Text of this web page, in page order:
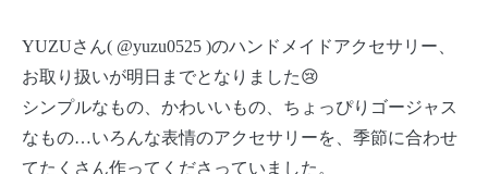
YUZUさん( @yuzu0525 )のハンドメイドアクセサリー、
お取り扱いが明日までとなりました😢
シンプルなもの、かわいいもの、ちょっぴりゴージャス
なもの…いろんな表情のアクセサリーを、季節に合わせ
てたくさん作ってくださっていました。